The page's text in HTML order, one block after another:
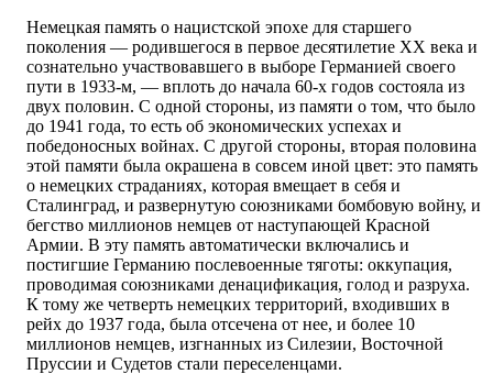
Немецкая память о нацистской эпохе для старшего
поколения — родившегося в первое десятилетие ХХ века и
сознательно участвовавшего в выборе Германией своего
пути в 1933-м, — вплоть до начала 60-х годов состояла из
двух половин. С одной стороны, из памяти о том, что было
до 1941 года, то есть об экономических успехах и
победоносных войнах. С другой стороны, вторая половина
этой памяти была окрашена в совсем иной цвет: это память
о немецких страданиях, которая вмещает в себя и
Сталинград, и развернутую союзниками бомбовую войну, и
бегство миллионов немцев от наступающей Красной
Армии. В эту память автоматически включались и
постигшие Германию послевоенные тяготы: оккупация,
проводимая союзниками денацификация, голод и разруха.
К тому же четверть немецких территорий, входивших в
рейх до 1937 года, была отсечена от нее, и более 10
миллионов немцев, изгнанных из Силезии, Восточной
Пруссии и Судетов стали переселенцами.